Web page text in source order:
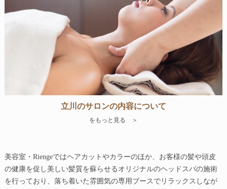
立川のサロンの内容について
をもっと見る ＞
美容室・Riengeではヘアカットやカラーのほか、お客様の髪や頭皮
の健康を促し美しい髪質を蘇らせるオリジナルのヘッドスパの施術
を行っており、落ち着いた雰囲気の専用ブースでリラックスしなが